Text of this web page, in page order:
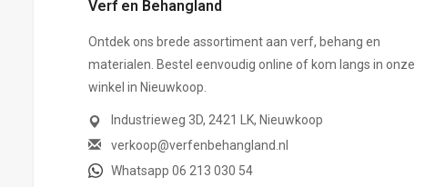
Verf en Behangland
Ontdek ons brede assortiment aan verf, behang en
materialen. Bestel eenvoudig online of kom langs in onze
winkel in Nieuwkoop.
Industrieweg 3D, 2421 LK, Nieuwkoop
verkoop@verfenbehangland.nl
Whatsapp 06 213 030 54